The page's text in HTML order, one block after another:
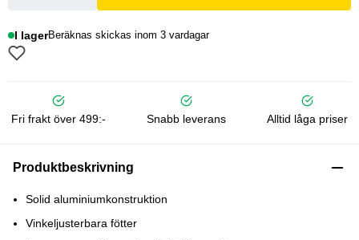
I lagerBeräknas skickas inom 3 vardagar
Fri frakt över 499:- Snabb leverans Alltid låga priser
Produktbeskrivning
Solid aluminiumkonstruktion
Vinkeljusterbara fötter